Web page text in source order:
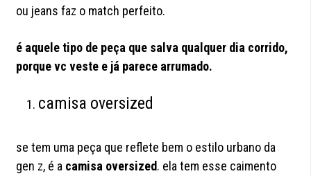
ou jeans faz o match perfeito.
é aquele tipo de peça que salva qualquer dia corrido,
porque vc veste e já parece arrumado.
camisa oversized
se tem uma peça que reflete bem o estilo urbano da
gen z, é a camisa oversized. ela tem esse caimento